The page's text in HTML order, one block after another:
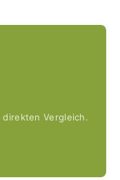
Vergleich.